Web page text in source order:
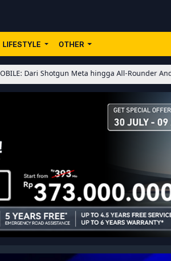
LIFESTYLE OTHER
Meta hingga All-Rounder Andalan